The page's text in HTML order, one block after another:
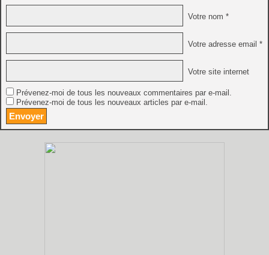
Votre nom *
Votre adresse email *
Votre site internet
Prévenez-moi de tous les nouveaux commentaires par e-mail.
Prévenez-moi de tous les nouveaux articles par e-mail.